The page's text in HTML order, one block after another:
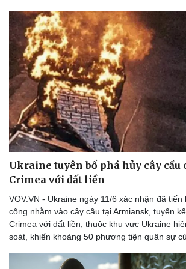
Doanh nghiệp
Công
Ukraine tuyên bố phá hủy cây cầu
Crimea với đất liền
VOV.VN - Ukraine ngày 11/6 xác nhận đã tiến
công nhằm vào cây cầu tại Armiansk, tuyến
Crimea với đất liền, thuộc khu vực Ukraine
soát, khiến khoảng 50 phương tiện quân sự